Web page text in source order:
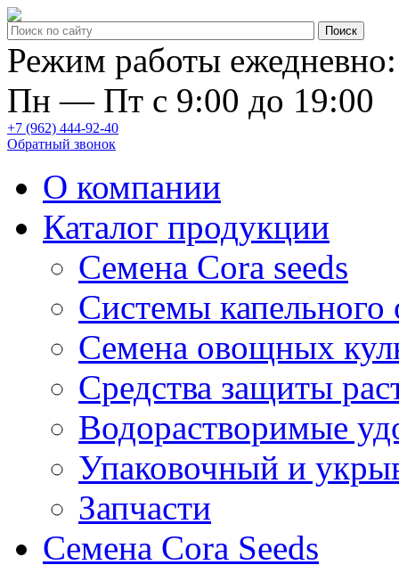
Режим работы ежедневно:
Пн — Пт с 9:00 до 19:00
+7 (962) 444-92-40
Обратный звонок
О компании
Каталог продукции
Семена Cora seeds
Системы
Семена овощных
Средства защиты
Водорастворимые
Упаковочный и
Запчасти
Семена Cora Seeds